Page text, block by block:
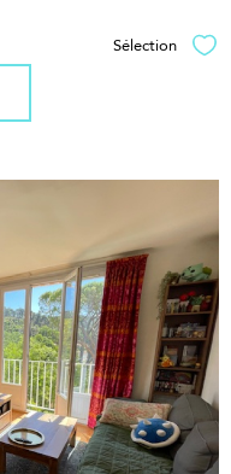
Sélection